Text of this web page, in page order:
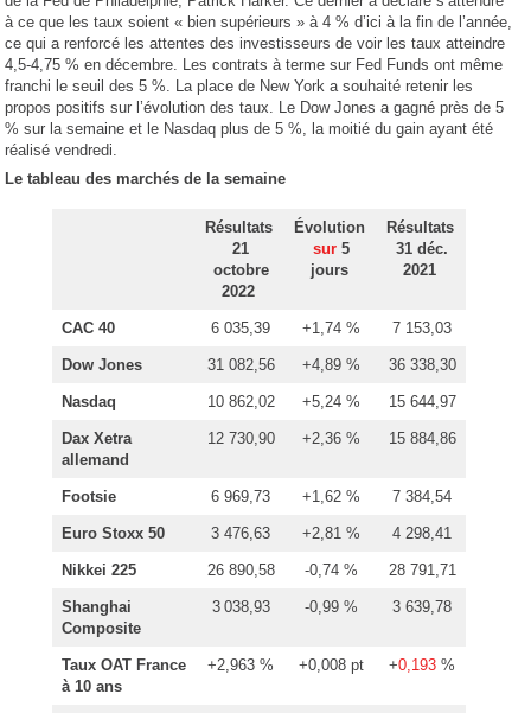
à ce que les taux soient « bien supérieurs » à 4 % d’ici à la fin de l’année,
ce qui a renforcé les attentes des investisseurs de voir les taux atteindre
4,5-4,75 % en décembre. Les contrats à terme sur Fed Funds ont même
franchi le seuil des 5 %. La place de New York a souhaité retenir les
propos positifs sur l’évolution des taux. Le Dow Jones a gagné près de 5
% sur la semaine et le Nasdaq plus de 5 %, la moitié du gain ayant été
réalisé vendredi.
Le tableau des marchés de la semaine
Résultats
21
octobre
2022
Évolution
sur 5
jours
Résultats
31 déc.
2021
CAC 40 6 035,39 +1,74 % 7 153,03
Dow Jones 31 082,56 +4,89 % 36 338,30
Nasdaq 10 862,02 +5,24 % 15 644,97
Dax Xetra
allemand
12 730,90 +2,36 % 15 884,86
Footsie 6 969,73 +1,62 % 7 384,54
Euro Stoxx 50 3 476,63 +2,81 % 4 298,41
Nikkei 225 26 890,58 -0,74 % 28 791,71
Shanghai
Composite
3 038,93 -0,99 % 3 639,78
Taux OAT France
à 10 ans
+2,963 % +0,008 pt +0,193 %